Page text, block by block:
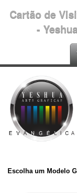
Cartão de
-
Escolha um Modelo